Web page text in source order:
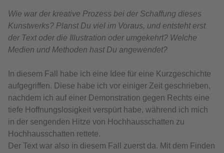
Wie war der kreative Prozess bei der Schaffung dieses
Kunstwerks? Planst Du viel im Voraus, und entsteht erst
der Text oder die Illustration oder umgekehrt? Welche
Medien und Methoden hast Du angewendet?
In diesem Fall habe ich eine Idee für eine Kurzgeschichte
aufgegriffen. Diese habe ich vor einiger Zeit geschrieben,
nachdem ich auf einer Demonstration gegen Rechts eine
tiefe Hoffnungslosigkeit verspürt habe, während ich mich
in der sengenden Hitze von Hochhausschatten zu
Hochhausschatten rettete.
Der Text war also in diesem Fall zuerst da. Mit dem Finden